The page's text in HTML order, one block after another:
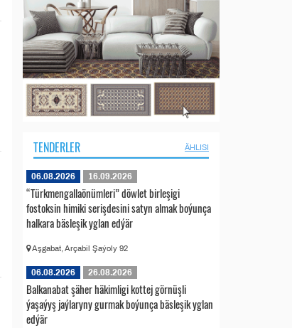
TENDERLER ÄHLISI
06.08.2026 16.09.2026
“Türkmengallaönümleri” döwlet birleşigi
fostoksin himiki serişdesini satyn almak boýunça
halkara bäsleşik yglan edýär
Aşgabat, Arçabil Şaýoly 92
06.08.2026 26.08.2026
Balkanabat şäher häkimligi kottej görnüşli
ýaşaýyş jaýlaryny gurmak boýunça bäsleşik yglan
edýär